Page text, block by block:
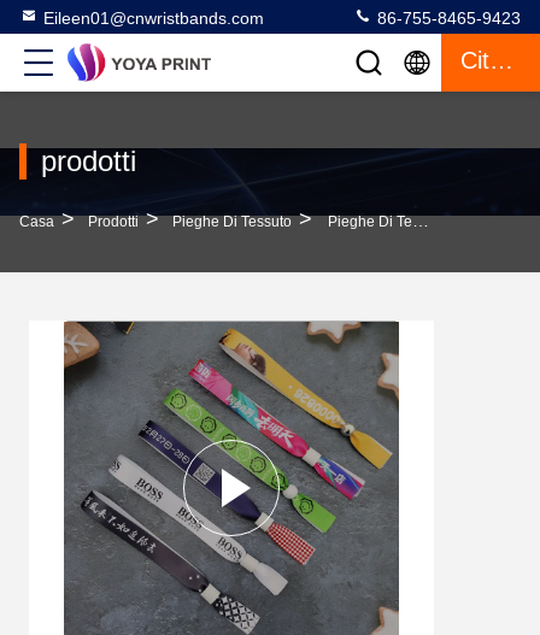
Eileen01@cnwristbands.com 86-755-8465-9423
Citazione
prodotti
Casa > Prodotti > Pieghe Di Tessuto > Pieghe Di Tessuto Tessuto Braccialetti Braccialetto Per Diversi Eventi Regolabile OEM Usa E Getta Accettato Stampato Su Un Lato O Due